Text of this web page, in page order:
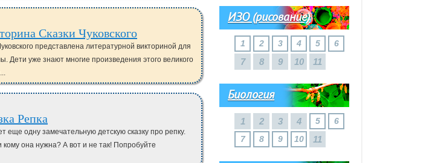
Сказки Чуковского
представлена литературной викториной для
Дети уже знают многие произведения этого великого
Репка
еще одну замечательную детскую сказку про репку.
кому она нужна? А вот и не так! Попробуйте
ИЗО (рисование)
1 2 3 4 5 6
7 8 9 10 11
Биология
1 2 3 4 5
6
7
8 9 10 11